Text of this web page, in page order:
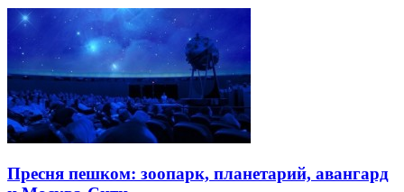
Пресня пешком: зоопарк, планетарий, авангард